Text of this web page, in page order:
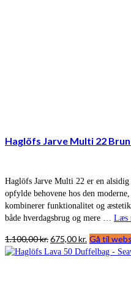
Haglöfs Jarve Multi 22
Haglöfs Jarve Multi 22 er en
opfylde behovene hos den
kombinerer funktionalitet og
både hverdagsbrug og mere … Læs
1.100,00kr.Den
oprindelige
675,00kr. Den
aktuelle
Gå til